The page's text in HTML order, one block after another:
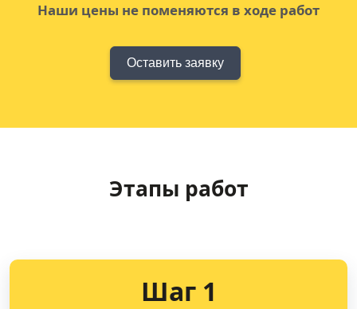
Наши цены не поменяются в ходе работ
Оставить заявку
Этапы работ
Шаг 1